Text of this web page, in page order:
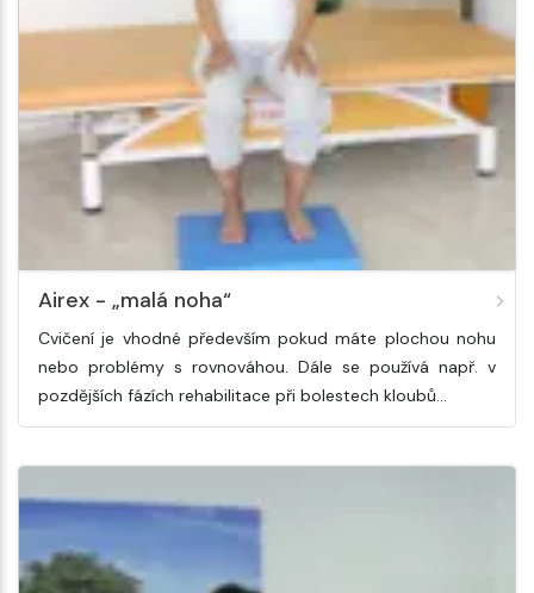
Airex - „malá noha“
Cvičení je vhodné především pokud máte plochou nohu
nebo problémy s rovnováhou. Dále se používá např. v
pozdějších fázích rehabilitace při bolestech kloubů…